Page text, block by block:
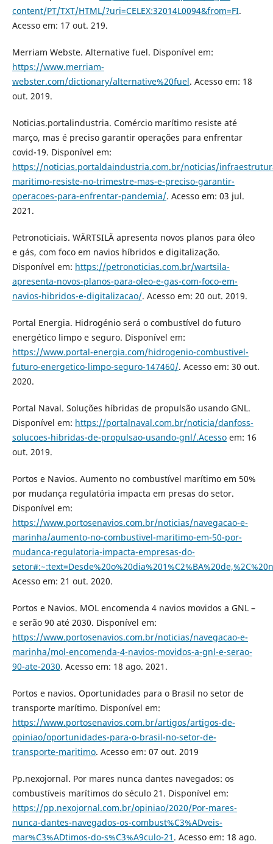
content/PT/TXT/HTML/?uri=CELEX:32014L0094&from=FI.
Acesso em: 17 out. 219.
Merriam Webste. Alternative fuel. Disponível em:
https://www.merriam-
webster.com/dictionary/alternative%20fuel. Acesso em: 18
out. 2019.
Noticias.portalindustria. Comércio marítimo resiste até
março, mas é preciso garantir operações para enfrentar
covid-19. Disponível em:
https://noticias.portaldaindustria.com.br/noticias/
maritimo-resiste-no-trimestre-mas-e-preciso-garantir-
operacoes-para-enfrentar-pandemia/. Acesso em: 03 jul.
2021.
Petronoticiais. WÄRTSILÄ apresenta novos planos para óleo
e gás, com foco em navios híbridos e digitalização.
Disponível em: https://petronoticias.com.br/wartsila-
apresenta-novos-planos-para-oleo-e-gas-com-foco-em-
navios-hibridos-e-digitalizacao/. Acesso em: 20 out. 2019.
Portal Energia. Hidrogénio será o combustível do futuro
energético limpo e seguro. Disponível em:
https://www.portal-energia.com/hidrogenio-combustivel-
futuro-energetico-limpo-seguro-147460/. Acesso em: 30 out.
2020.
Portal Naval. Soluções híbridas de propulsão usando GNL.
Disponível em: https://portalnaval.com.br/noticia/danfoss-
solucoes-hibridas-de-propulsao-usando-gnl/.Acessoem: 16
out. 2019.
Portos e Navios. Aumento no combustível marítimo em 50%
por mudança regulatória impacta em presas do setor.
Disponível em:
https://www.portosenavios.com.br/noticias/navegacao-e-
marinha/aumento-no-combustivel-maritimo-em-50-por-
mudanca-regulatoria-impacta-empresas-do-
Acesso em: 21 out. 2020.
Portos e Navios. MOL encomenda 4 navios movidos a GNL –
e serão 90 até 2030. Disponível em:
https://www.portosenavios.com.br/noticias/navegacao-e-
marinha/mol-encomenda-4-navios-movidos-a-gnl-e-serao-
90-ate-2030. Acesso em: 18 ago. 2021.
Portos e navios. Oportunidades para o Brasil no setor de
transporte marítimo. Disponível em:
https://www.portosenavios.com.br/artigos/artigos-de-
opiniao/oportunidades-para-o-brasil-no-setor-de-
transporte-maritimo. Acesso em: 07 out. 2019
Pp.nexojornal. Por mares nunca dantes navegados: os
combustíveis marítimos do século 21. Disponível em:
https://pp.nexojornal.com.br/opiniao/2020/Por-mares-
nunca-dantes-navegados-os-combust%C3%ADveis-
mar%C3%ADtimos-do-s%C3%A9culo-21 . Acesso em: 18 ago.